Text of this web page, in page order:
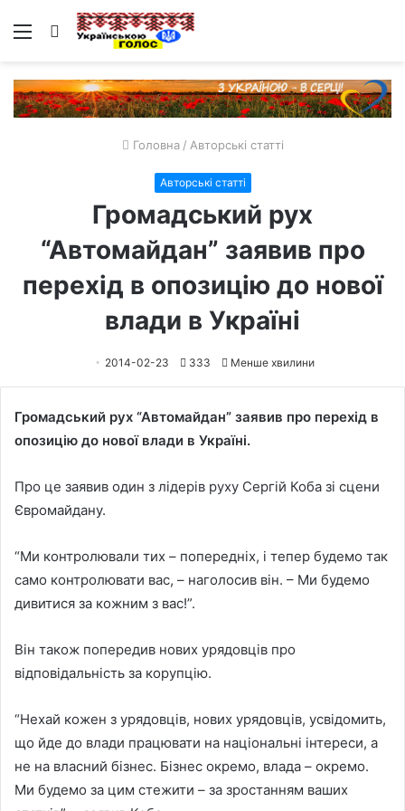
Меню Пошук
Головна / Авторські статті
Авторські статті
Громадський рух
“Автомайдан” заявив про
перехід в опозицію до нової
влади в Україні
2014-02-23 333 Менше хвилини
Громадський рух “Автомайдан” заявив про перехід в
опозицію до нової влади в Україні.
Про це заявив один з лідерів руху Сергій Коба зі сцени
Євромайдану.
“Ми контролювали тих – попередніх, і тепер будемо так
само контролювати вас, – наголосив він. – Ми будемо
дивитися за кожним з вас!”.
Він також попередив нових урядовців про
відповідальність за корупцію.
“Нехай кожен з урядовців, нових урядовців, усвідомить,
що йде до влади працювати на національні інтереси, а
не на власний бізнес. Бізнес окремо, влада – окремо.
Ми будемо за цим стежити – за зростанням ваших